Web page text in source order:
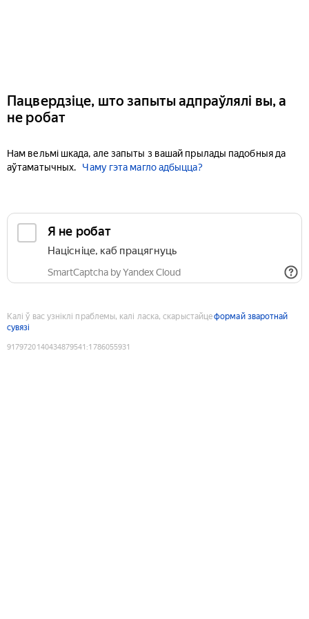
Пацвердзіце, што запыты адпраўлялі вы, а
не робат
Нам вельмі шкада, але запыты з вашай прылады падобныя да
аўтаматычных.
Чаму гэта магло адбыцца?
Я не робат
Націсніце, каб працягнуць
SmartCaptcha by Yandex Cloud
Калі ў вас узніклі праблемы, калі ласка, скарыстайцеформай зваротнай
сувязі
9179720140434879541 :1786055931